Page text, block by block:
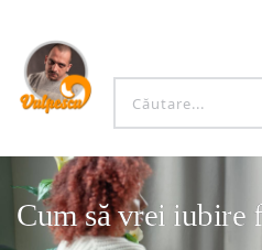
Cum să vrei iubire